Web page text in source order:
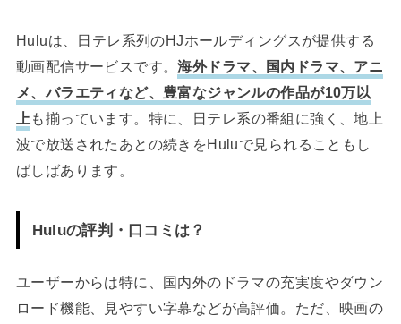
Huluは、日テレ系列のHJホールディングスが提供する
動画配信サービスです。海外ドラマ、国内ドラマ、アニ
メ、バラエティなど、豊富なジャンルの作品が10万以
上 も揃っています。特に、日テレ系の番組に強く、地上
波で放送されたあとの続きをHuluで見られることもし
ばしばあります。
Huluの評判・口コミは？
ユーザーからは特に、国内外のドラマの充実度やダウン
ロード機能、見やすい字幕などが高評価。ただ、映画の